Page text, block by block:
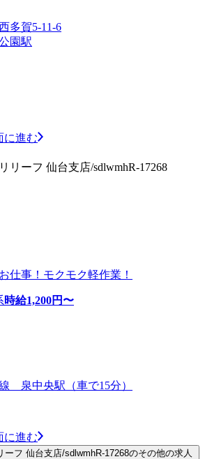
多賀5-11-6
園駅
に進む
リーフ 仙台支店/sdlwmhR-17268
仕事！モクモク軽作業！
時給1,200円〜
泉中央駅（車で15分）
に進む
ーフ 仙台支店/sdlwmhR-17268のその他の求人